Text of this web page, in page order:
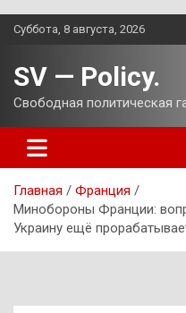
Перейти
Суббота, 8 августа, 2026
SV — Policy.
Свободная политическая
Главная
Франция
Минобороны Франции:
Украину ещё